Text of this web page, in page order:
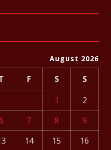
August 2026
F S
S
1
2
7 8
9
14 15 16